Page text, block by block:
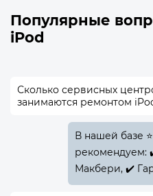
Популярные
iPod
Сколько сервисных
занимаются ремонтом
В нашей базе
Макбери, ✔️